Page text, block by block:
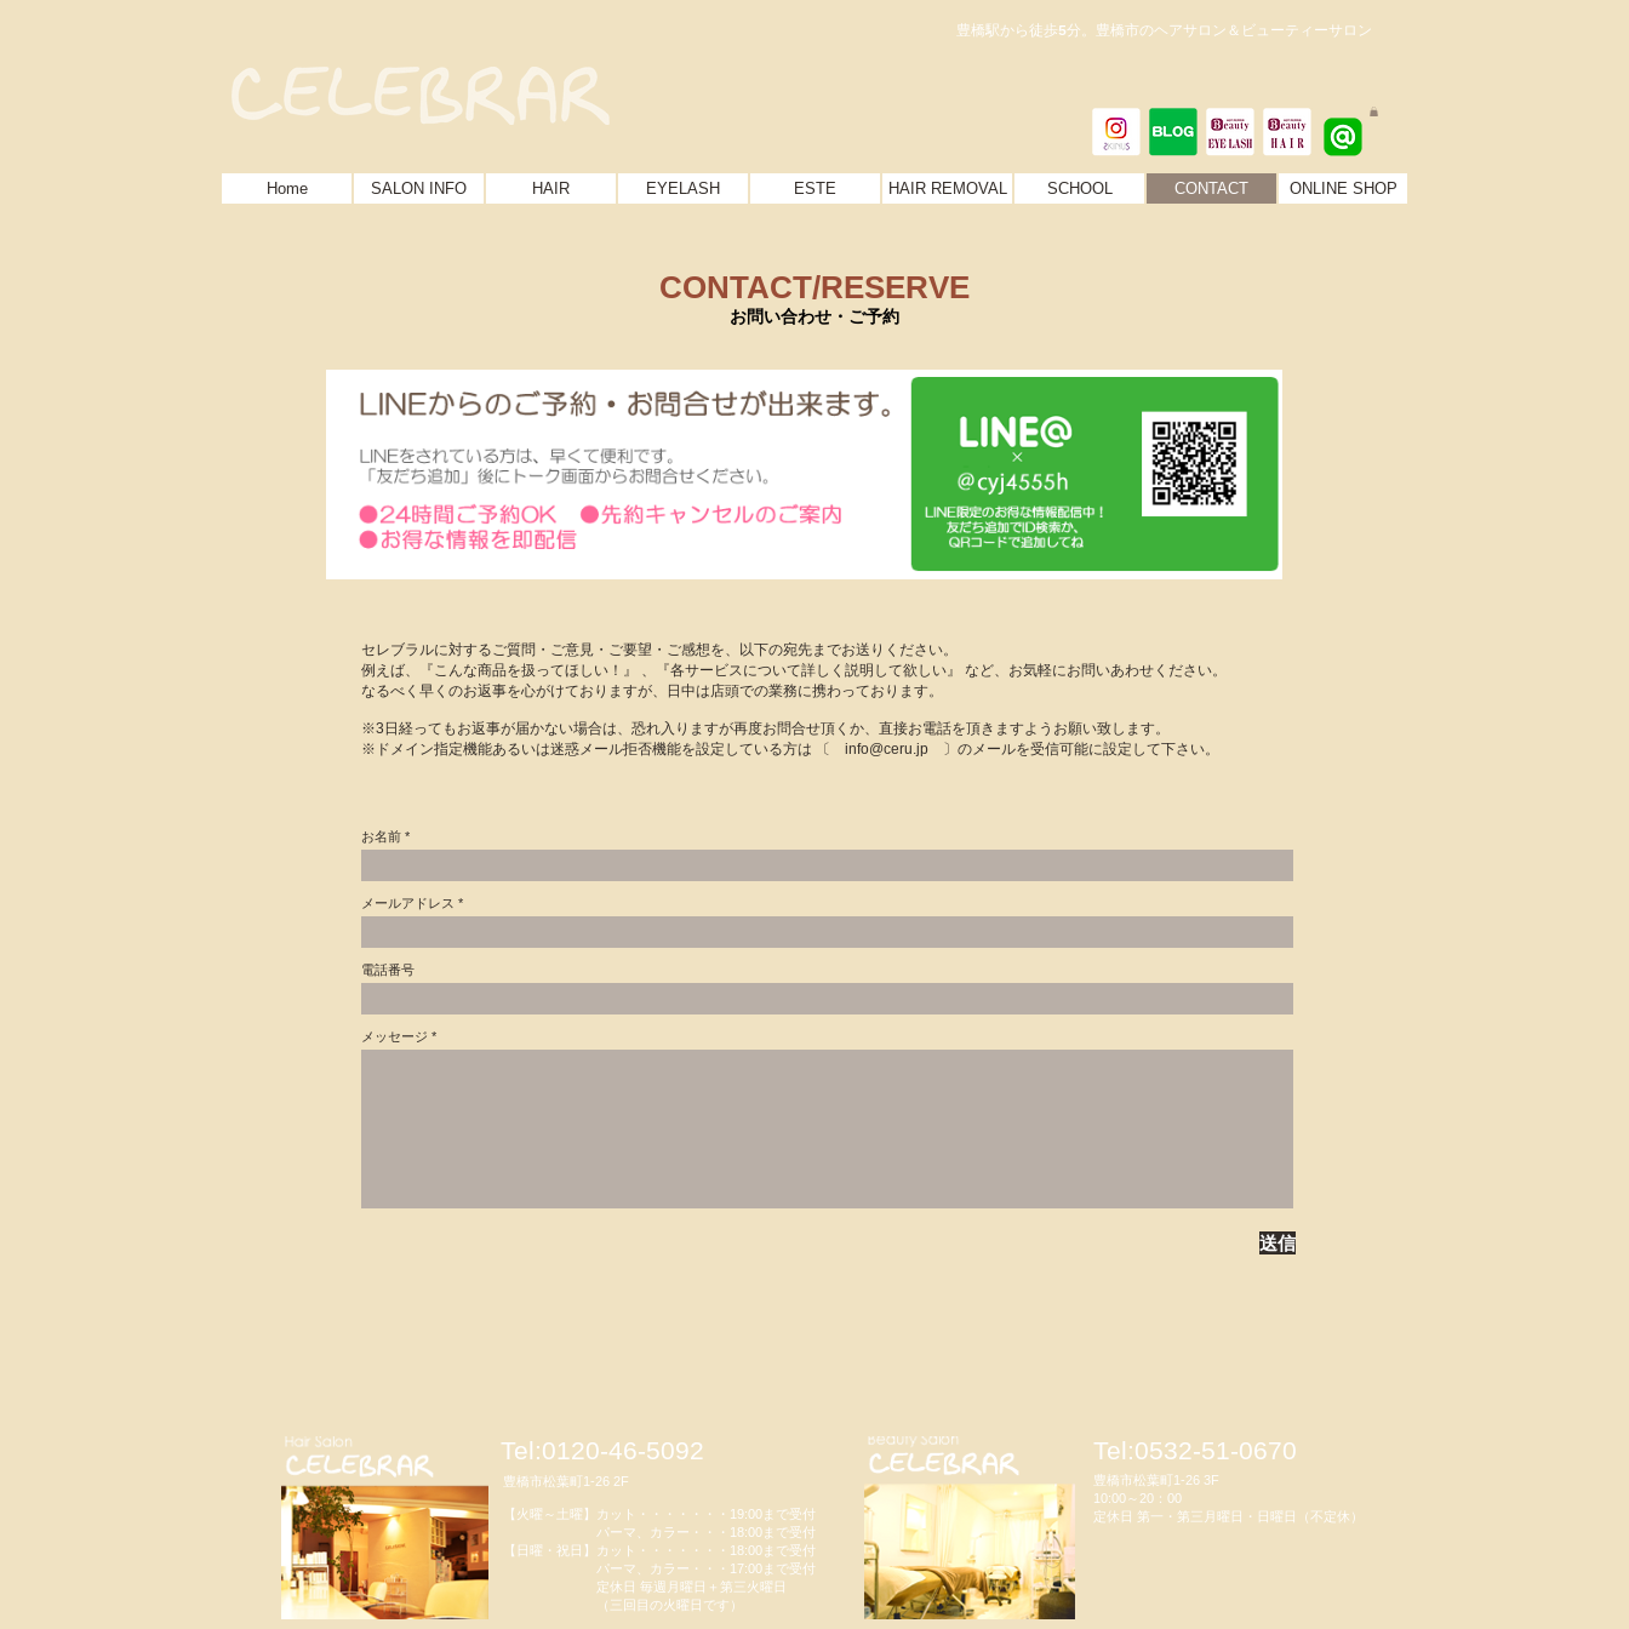
Home SALON INFO HAIR EYELASH ESTE HAIR REMOVAL SCHOOL CONTACT ONLINE SHOP
豊橋駅から徒歩5分。豊橋市のヘアサロン＆ビューティーサロン
CONTACT/RESERVE
お問い合わせ・ご予約
セレブラルに対するご質問・ご意見・ご要望・ご感想を、以下の宛先までお送りください。
例えば、『こんな商品を扱ってほしい！』 、『各サービスについて詳しく説明して欲しい』 など、お気軽にお問いあわせください。
なるべく早くのお返事を心がけておりますが、日中は店頭での業務に携わっております。
※3日経ってもお返事が届かない場合は、恐れ入りますが再度お問合せ頂くか、直接お電話を頂きますようお願い致します。
※ドメイン指定機能あるいは迷惑メール拒否機能を設定している方は 〔 info@ceru.jp 〕のメールを受信可能に設定して下さい。
お名前
メールアドレス
電話番号
メッセージ
送信
Tel:0120-46-5092
豊橋市松葉町1-26 2F
【火曜～土曜】カット・・・・・・・19:00まで受付
パーマ、カラー・・・18:00まで受付
【日曜・祝日】カット・・・・・・・18:00まで受付
パーマ、カラー・・・17:00まで受付
定休日 毎週月曜日＋第三火曜日
（三回目の火曜日です）
Tel:0532-51-0670
豊橋市松葉町1-26 3F
10:00～20：00
定休日 第一・第三月曜日・日曜日（不定休）